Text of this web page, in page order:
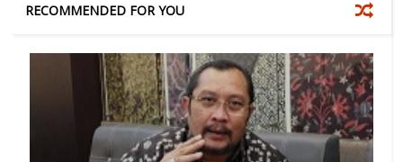
RECOMMENDED FOR YOU